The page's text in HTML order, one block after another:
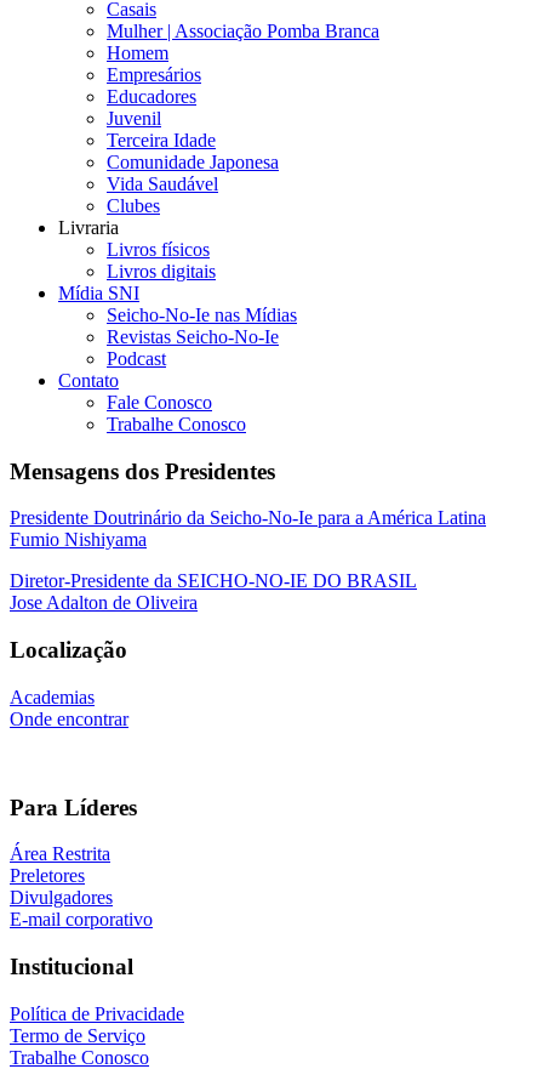
Casais
Mulher | Associação Pomba Branca
Homem
Empresários
Educadores
Juvenil
Terceira Idade
Comunidade Japonesa
Vida Saudável
Clubes
Livraria
Livros físicos
Livros digitais
Mídia SNI
Seicho-No-Ie nas Mídias
Revistas Seicho-No-Ie
Podcast
Contato
Fale Conosco
Trabalhe Conosco
Mensagens dos Presidentes
Presidente Doutrinário da Seicho-No-Ie para a América Latina
Fumio Nishiyama
Diretor-Presidente da SEICHO-NO-IE DO BRASIL
Jose Adalton de Oliveira
Localização
Academias
Onde encontrar
Para Líderes
Área Restrita
Preletores
Divulgadores
E-mail corporativo
Institucional
Política de Privacidade
Termo de Serviço
Trabalhe Conosco